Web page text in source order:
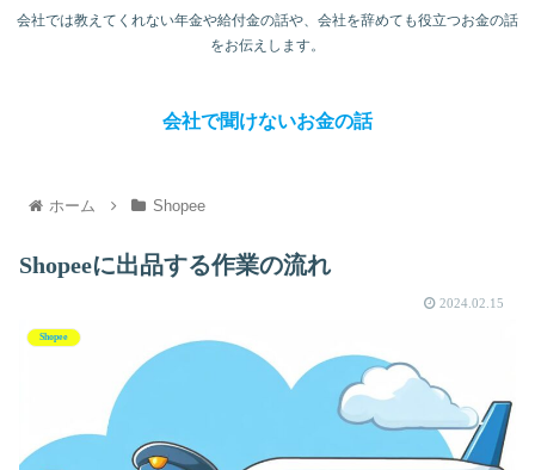
会社では教えてくれない年金や給付金の話や、会社を辞めても役立つお金の話
をお伝えします。
会社で聞けないお金の話
ホーム Shopee
Shopeeに出品する作業の流れ
2024.02.15
Shopee